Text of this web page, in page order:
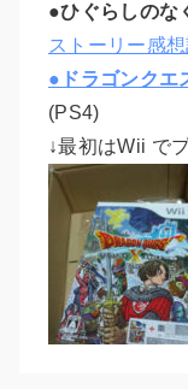
●ひぐらしのな
ストーリー感
●ドラゴンクエ
(PS4)
↓最初はWii で